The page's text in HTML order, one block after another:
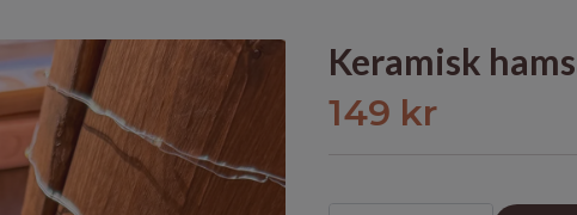
Keramisk
149 kr